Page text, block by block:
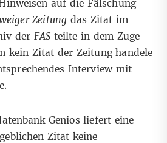
auf die Fälschung
Zeitungdas Zitat im
der FAS teilte in dem Zuge
kein Zitat der Zeitung handele
Interview mit
Genios liefert eine
Zitat keine